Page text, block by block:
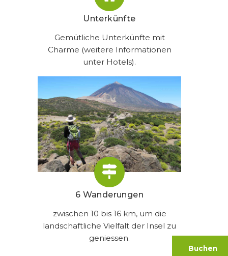
Buchen
Unterkünfte
Gemütliche Unterkünfte mit
Charme (weitere Informationen
unter Hotels).
6 Wanderungen
zwischen 10 bis 16 km, um die
landschaftliche Vielfalt der Insel zu
geniessen.